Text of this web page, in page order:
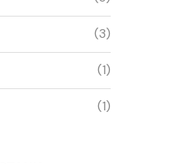
(3)
(1)
(1)